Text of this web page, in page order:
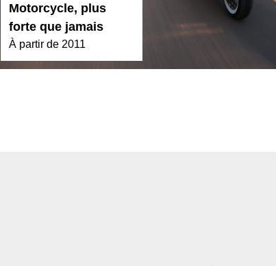
Motorcycle, plus
forte que jamais
À partir de 2011